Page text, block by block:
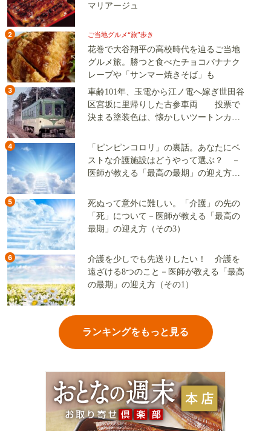
マリアージュ
2 ご当地グルメ“旅”歩き
花巻で大谷翔平の高校時代を辿るご当地
グルメ旅。勝つと食べたチョコバナナク
レープや「サンマー焼きそば」も
3
車齢101年、玉電から江ノ電へ嫁ぎ世田谷
区宮坂に里帰りした古参車両 投票で
決まる塗装色は、懐かしいツートンカラ
4
「ピンピンコロリ」の裏話。あなたにベ
ストな介護施設はどうやって選ぶ？ －
医師が教える「最高の最期」の迎え方
5
死ぬって意外に難しい。「介護」の先の
「死」について－医師が教える「最高の
最期」の迎え方（その3）
6
介護を少しでも先送りしたい！ 介護を
遠ざける8つのこと－医師が教える「最高
の最期」の迎え方（その1）
ランキングをもっと見る